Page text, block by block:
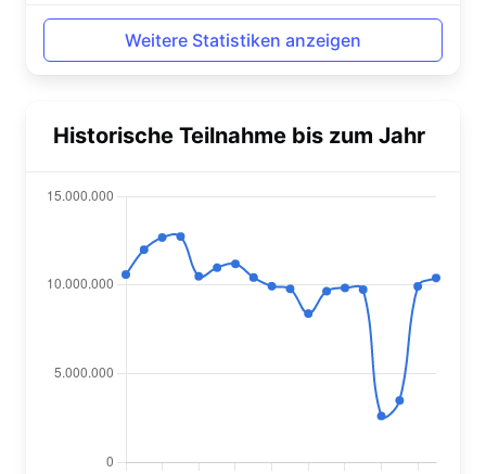
Weitere Statistiken anzeigen
Historische Teilnahme bis zum Jahr